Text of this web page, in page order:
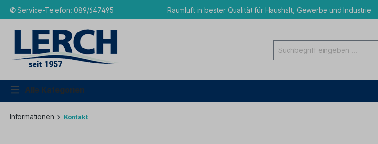
✆ Service-Telefon: 089/647495 Raumluft in bester Qualität für Haushalt, Gewerbe und Industrie
Alle Kategorien
Informationen Kontakt